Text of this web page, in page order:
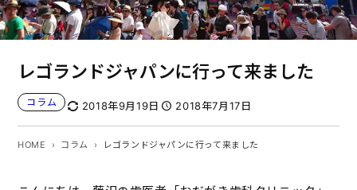
レゴランドジャパンに行って来ました
コラム 2018年9月19日 2018年7月17日
HOME コラム レゴランドジャパンに行って来ました